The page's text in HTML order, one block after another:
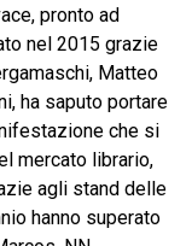
pronto ad
nel 2015 grazie
Matteo
ha saputo portare
che si
mercato librario,
agli stand delle
hanno superato